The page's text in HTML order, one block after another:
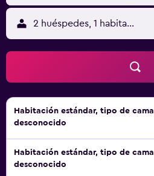
de forma limitada.
2 huéspedes, 1 habitación
Habitación estándar, tipo de cama
desconocido
Habitación estándar, tipo de cama
desconocido